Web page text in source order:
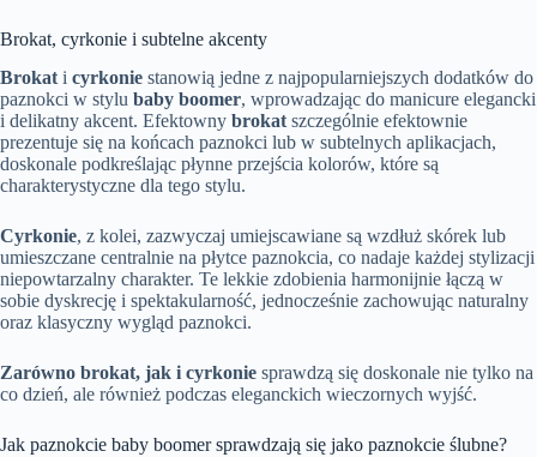
Brokat, cyrkonie i subtelne akcenty
Brokat i cyrkonie stanowią jedne z najpopularniejszych dodatków do
paznokci w stylu baby boomer, wprowadzając do manicure elegancki
i delikatny akcent. Efektowny brokat szczególnie efektownie
prezentuje się na końcach paznokci lub w subtelnych aplikacjach,
doskonale podkreślając płynne przejścia kolorów, które są
charakterystyczne dla tego stylu.
Cyrkonie, z kolei, zazwyczaj umiejscawiane są wzdłuż skórek lub
umieszczane centralnie na płytce paznokcia, co nadaje każdej stylizacji
niepowtarzalny charakter. Te lekkie zdobienia harmonijnie łączą w
sobie dyskrecję i spektakularność, jednocześnie zachowując naturalny
oraz klasyczny wygląd paznokci.
Zarówno brokat, jak i cyrkonie sprawdzą się doskonale nie tylko na
co dzień, ale również podczas eleganckich wieczornych wyjść.
Jak paznokcie baby boomer sprawdzają się jako paznokcie ślubne?